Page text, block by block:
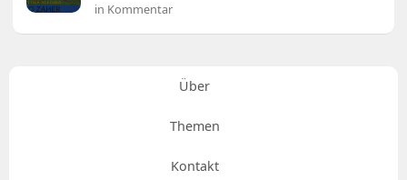
in Kommentar
Über
Themen
Kontakt